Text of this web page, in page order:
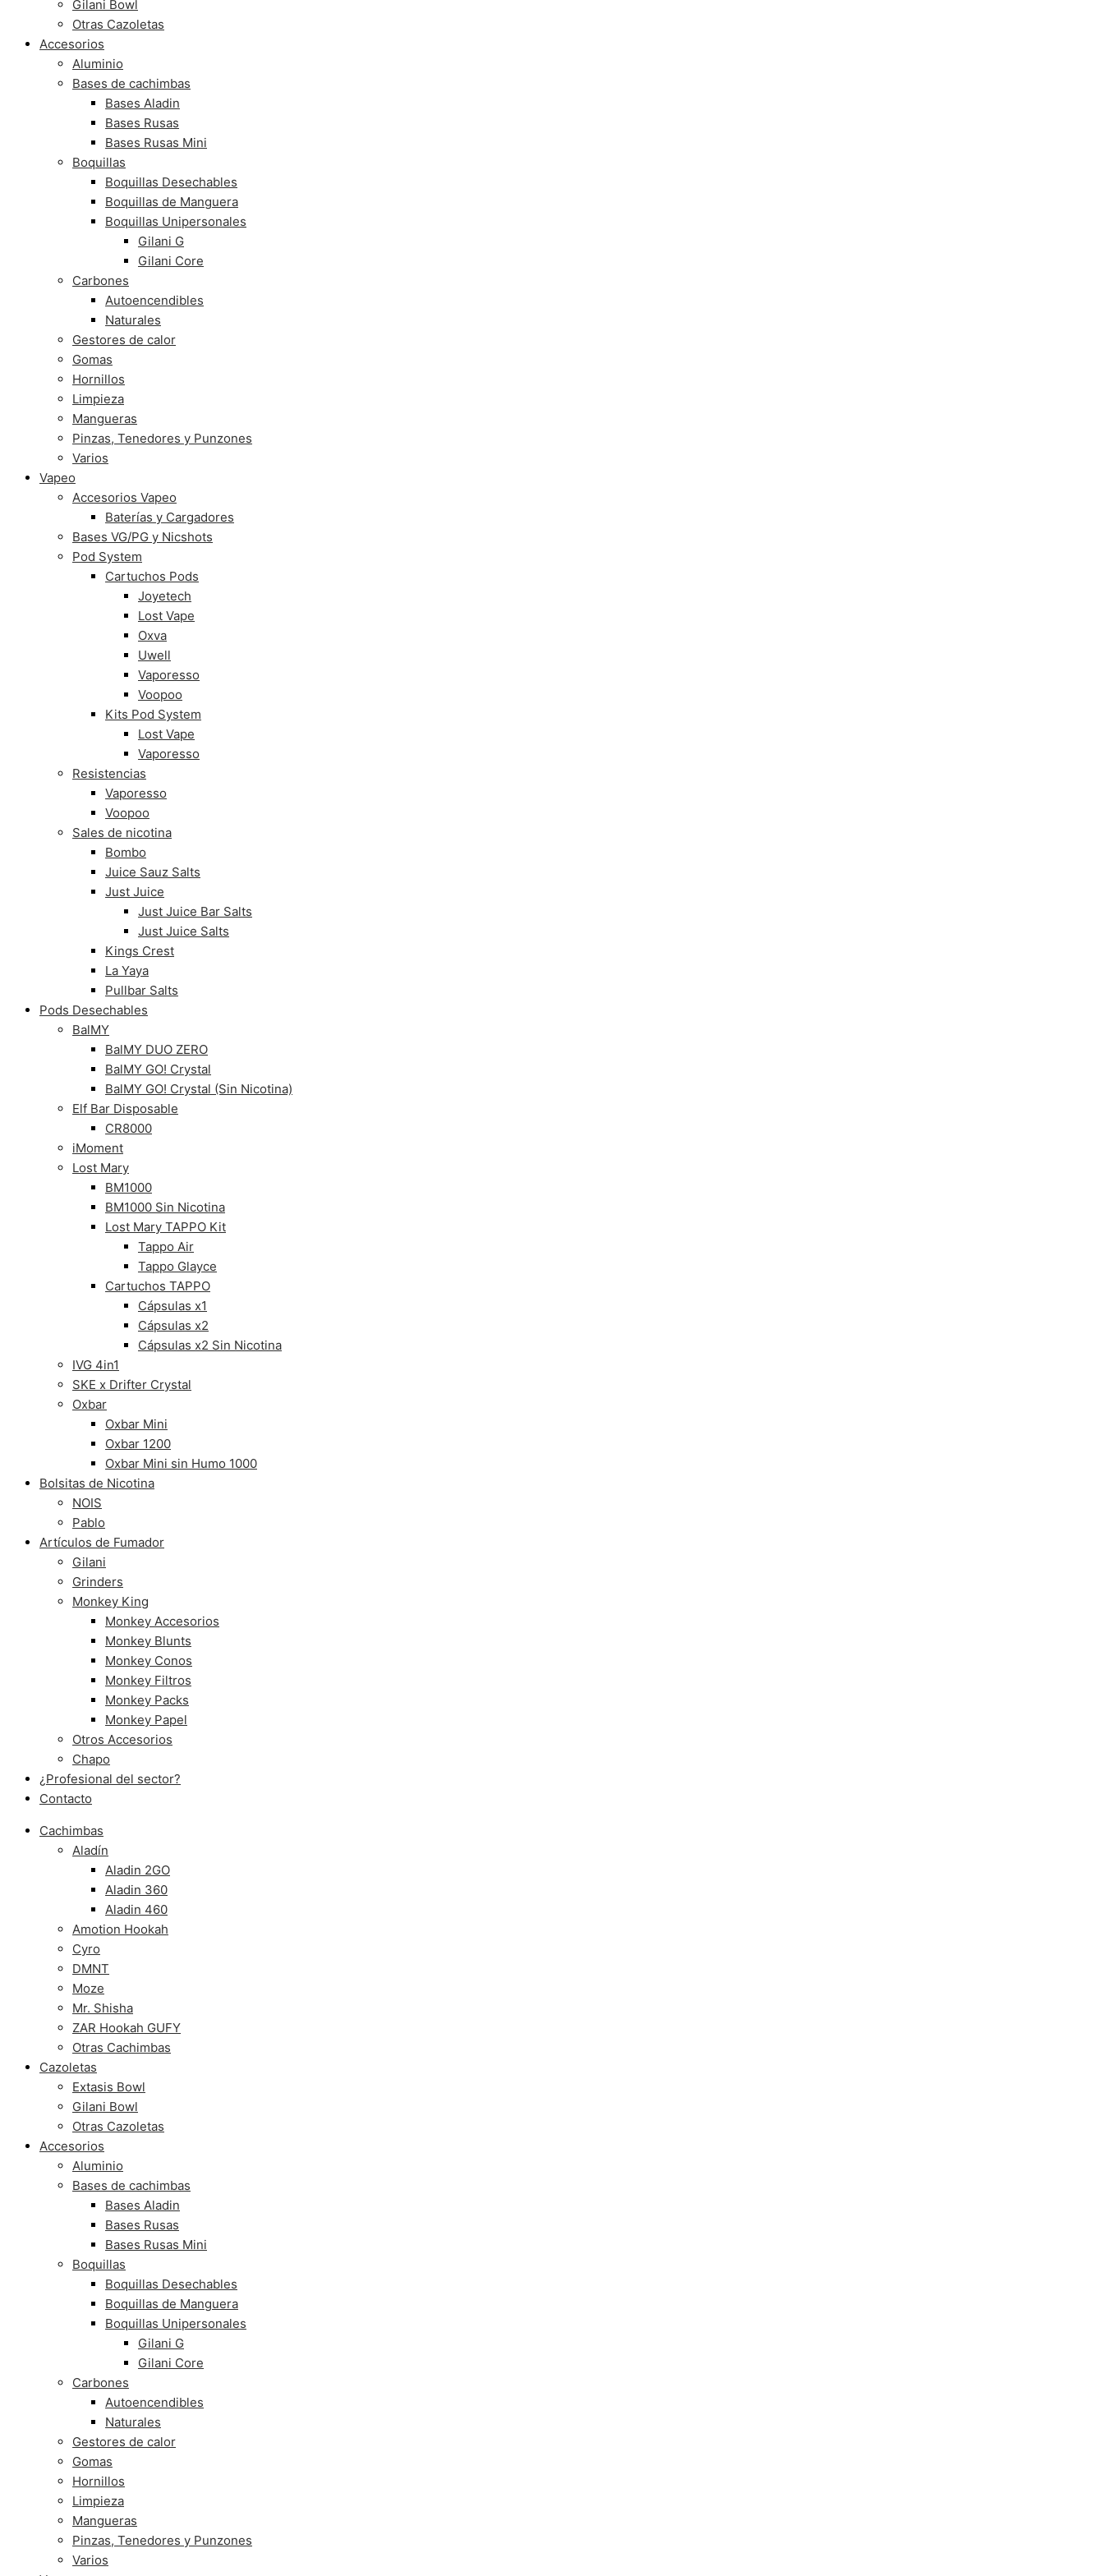
Gilani Bowl
Otras Cazoletas
Accesorios
Aluminio
Bases de cachimbas
Bases Aladin
Bases Rusas
Bases Rusas Mini
Boquillas
Boquillas Desechables
Boquillas de Manguera
Boquillas Unipersonales
Gilani G
Gilani Core
Carbones
Autoencendibles
Naturales
Gestores de calor
Gomas
Hornillos
Limpieza
Mangueras
Pinzas, Tenedores y Punzones
Varios
Vapeo
Accesorios Vapeo
Baterías y Cargadores
Bases VG/PG y Nicshots
Pod System
Cartuchos Pods
Joyetech
Lost Vape
Oxva
Uwell
Vaporesso
Voopoo
Kits Pod System
Lost Vape
Vaporesso
Resistencias
Vaporesso
Voopoo
Sales de nicotina
Bombo
Juice Sauz Salts
Just Juice
Just Juice Bar Salts
Just Juice Salts
Kings Crest
La Yaya
Pullbar Salts
Pods Desechables
BalMY
BalMY DUO ZERO
BalMY GO! Crystal
BalMY GO! Crystal (Sin Nicotina)
Elf Bar Disposable
CR8000
iMoment
Lost Mary
BM1000
BM1000 Sin Nicotina
Lost Mary TAPPO Kit
Tappo Air
Tappo Glayce
Cartuchos TAPPO
Cápsulas x1
Cápsulas x2
Cápsulas x2 Sin Nicotina
IVG 4in1
SKE x Drifter Crystal
Oxbar
Oxbar Mini
Oxbar 1200
Oxbar Mini sin Humo 1000
Bolsitas de Nicotina
NOIS
Pablo
Artículos de Fumador
Gilani
Grinders
Monkey King
Monkey Accesorios
Monkey Blunts
Monkey Conos
Monkey Filtros
Monkey Packs
Monkey Papel
Otros Accesorios
Chapo
¿Profesional del sector?
Contacto
Cachimbas
Aladín
Aladin 2GO
Aladin 360
Aladin 460
Amotion Hookah
Cyro
DMNT
Moze
Mr. Shisha
ZAR Hookah GUFY
Otras Cachimbas
Cazoletas
Extasis Bowl
Gilani Bowl
Otras Cazoletas
Accesorios
Aluminio
Bases de cachimbas
Bases Aladin
Bases Rusas
Bases Rusas Mini
Boquillas
Boquillas Desechables
Boquillas de Manguera
Boquillas Unipersonales
Gilani G
Gilani Core
Carbones
Autoencendibles
Naturales
Gestores de calor
Gomas
Hornillos
Limpieza
Mangueras
Pinzas, Tenedores y Punzones
Varios